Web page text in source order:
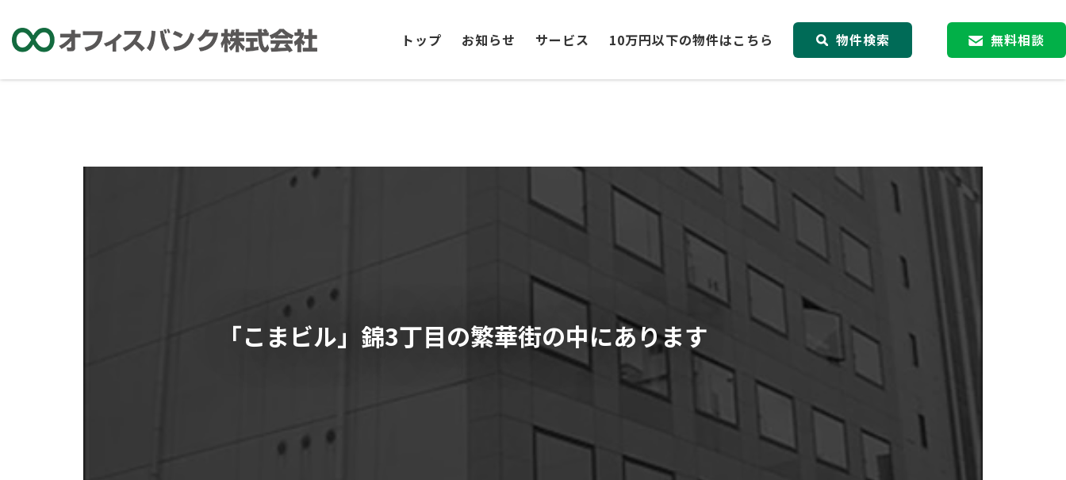
トップ お知らせ サービス 10万円以下の物件はこちら 物件検索 無料相談
「こまビル」錦3丁目の繁華街の中にあります